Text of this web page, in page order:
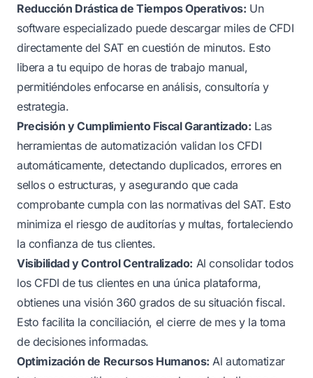
Reducción Drástica de Tiempos Operativos: Un
software especializado puede descargar miles de CFDI
directamente del SAT en cuestión de minutos. Esto
libera a tu equipo de horas de trabajo manual,
permitiéndoles enfocarse en análisis, consultoría y
estrategia.
Precisión y Cumplimiento Fiscal Garantizado: Las
herramientas de automatización validan los CFDI
automáticamente, detectando duplicados, errores en
sellos o estructuras, y asegurando que cada
comprobante cumpla con las normativas del SAT. Esto
minimiza el riesgo de auditorías y multas, fortaleciendo
la confianza de tus clientes.
Visibilidad y Control Centralizado: Al consolidar todos
los CFDI de tus clientes en una única plataforma,
obtienes una visión 360 grados de su situación fiscal.
Esto facilita la conciliación, el cierre de mes y la toma
de decisiones informadas.
Optimización de Recursos Humanos: Al automatizar